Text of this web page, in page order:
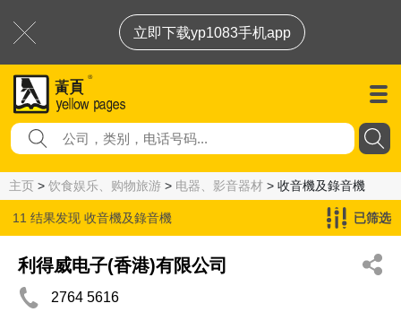
立即下载yp1083手机app
主页 > 饮食娱乐、购物旅游 > 电器、影音器材 > 收音機及錄音機
11 结果发现 收音機及錄音機 已筛选
利得威电子(香港)有限公司
2764 5616